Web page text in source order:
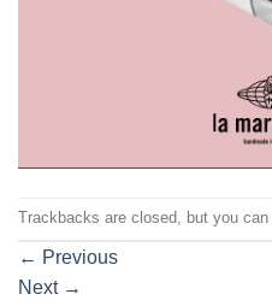
Trackbacks are closed, but you can
← Previous
Next →